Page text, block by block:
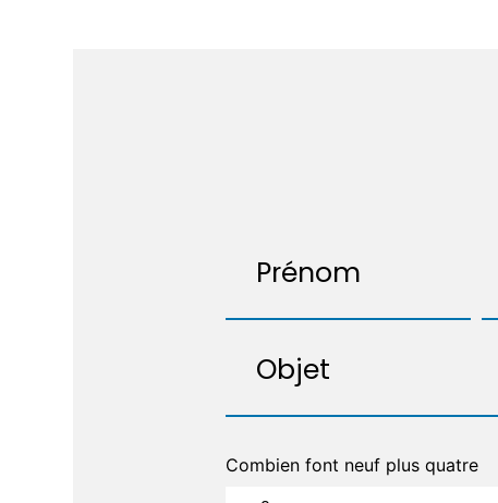
Combien font neuf plus quatre